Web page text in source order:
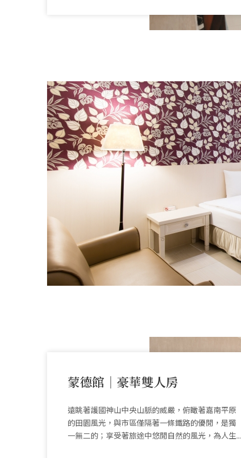
蒙德館｜豪華雙人房
遠眺著護國神山中央山脈的威嚴，俯瞰著嘉南平原
的田園風光，與市區僅隔著一條鐵路的優閒，是獨
一無二的；享受著旅途中悠閒自然的風光，為人生...